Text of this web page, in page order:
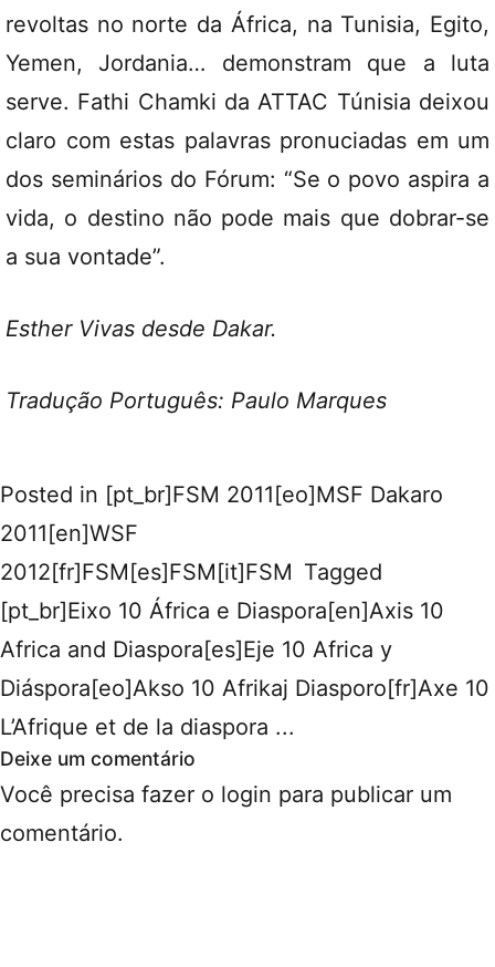
revoltas no norte da África, na Tunisia, Egito,
Yemen, Jordania… demonstram que a luta
serve. Fathi Chamki da ATTAC Túnisia deixou
claro com estas palavras pronuciadas em um
dos seminários do Fórum: “Se o povo aspira a
vida, o destino não pode mais que dobrar-se
a sua vontade”.
Esther Vivas desde Dakar.
Tradução Português: Paulo Marques
Posted in [pt_br]FSM 2011[eo]MSF Dakaro
2011[en]WSF
2012[fr]FSM[es]FSM[it]FSM Tagged
[pt_br]Eixo 10 África e Diaspora[en]Axis 10
Africa and Diaspora[es]Eje 10 Africa y
Diáspora[eo]Akso 10 Afrikaj Diasporo[fr]Axe 10
L’Afrique et de la diaspora ...
Deixe um comentário
Você precisa fazer o login para publicar um
comentário.